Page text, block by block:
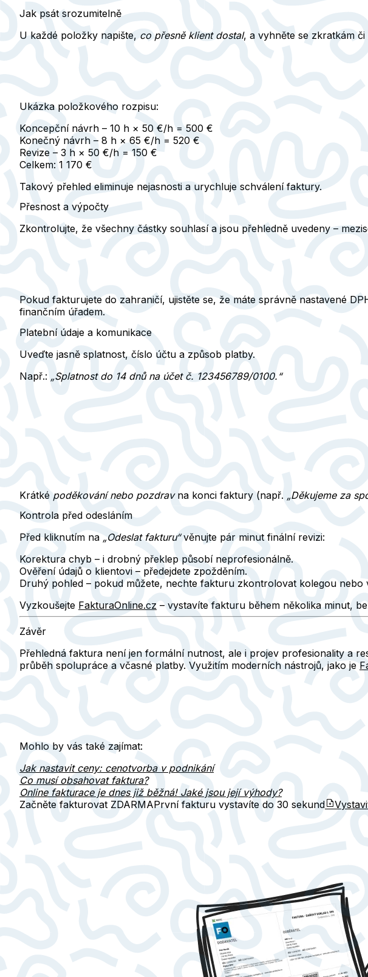
Jak psát srozumitelně
U každé položky napište, co přesně klient dostal, a vyhněte se zkratkám
Ukázka položkového rozpisu:
Koncepční návrh – 10 h × 50 €/h = 500 €
Konečný návrh – 8 h × 65 €/h = 520 €
Revize – 3 h × 50 €/h = 150 €
Celkem: 1 170 €
Takový přehled eliminuje nejasnosti a urychluje schválení faktury.
Přesnost a výpočty
Zkontrolujte, že všechny částky souhlasía jsou přehledně uvedeny –
Pokud fakturujete do zahraničí, ujistěte se, že máte správně nastavené
finančním úřadem.
Platební údaje a komunikace
Uveďte jasně splatnost, číslo účtu a způsob platby.
Např.: „Splatnost do 14 dnů na účet č. 123456789/0100.“
Krátké poděkování nebo pozdravna konci faktury (např. „Děkujeme za
Kontrola před odesláním
Před kliknutím na „Odeslat fakturu“věnujte pár minut finální revizi:
Korektura chyb – i drobný překlep působí neprofesionálně.
Ověření údajů o klientovi – předejdete zpožděním.
Druhý pohled – pokud můžete, nechte fakturu zkontrolovat kolegou
Vyzkoušejte FakturaOnline.cz – vystavíte fakturu během několika minut,
Závěr
Přehledná faktura není jen formální nutnost, ale i projev profesionality a
průběh spolupráce a včasné platby. Využitím moderních nástrojů, jako je
Mohlo by vás také zajímat:
Jak nastavit ceny: cenotvorba v podnikání
Co musí obsahovat faktura?
Online fakturace je dnes již běžná! Jaké jsou její výhody?
Začněte fakturovat ZDARMAPrvní fakturu vystavíte do 30 sekund